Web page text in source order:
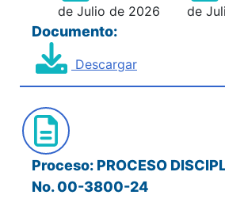
de Julio de 2026
de
Documento:
Descargar
Proceso: PROCESO
No. 00-3800-24